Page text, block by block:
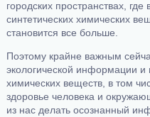
городских пространствах,
синтетических химических
становится все больше.
Поэтому крайне важным
экологической информации
химических веществ, в том
здоровье человека и
из нас делать осознанный